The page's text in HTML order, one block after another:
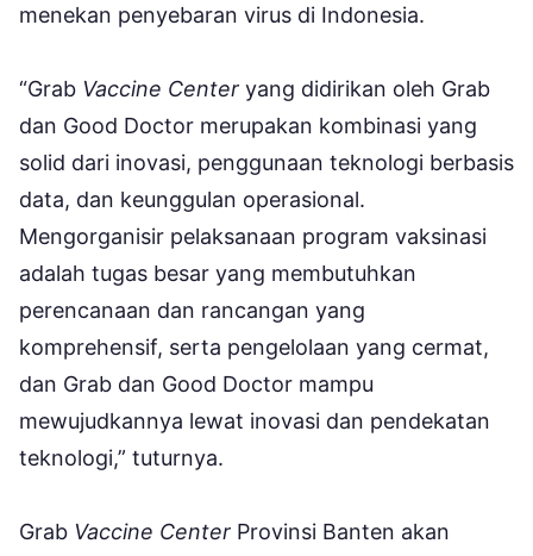
menekan penyebaran virus di Indonesia.
“Grab Vaccine Center yang didirikan oleh Grab
dan Good Doctor merupakan kombinasi yang
solid dari inovasi, penggunaan teknologi berbasis
data, dan keunggulan operasional.
Mengorganisir pelaksanaan program vaksinasi
adalah tugas besar yang membutuhkan
perencanaan dan rancangan yang
komprehensif, serta pengelolaan yang cermat,
dan Grab dan Good Doctor mampu
mewujudkannya lewat inovasi dan pendekatan
teknologi,” tuturnya.
Grab Vaccine Center Provinsi Banten akan